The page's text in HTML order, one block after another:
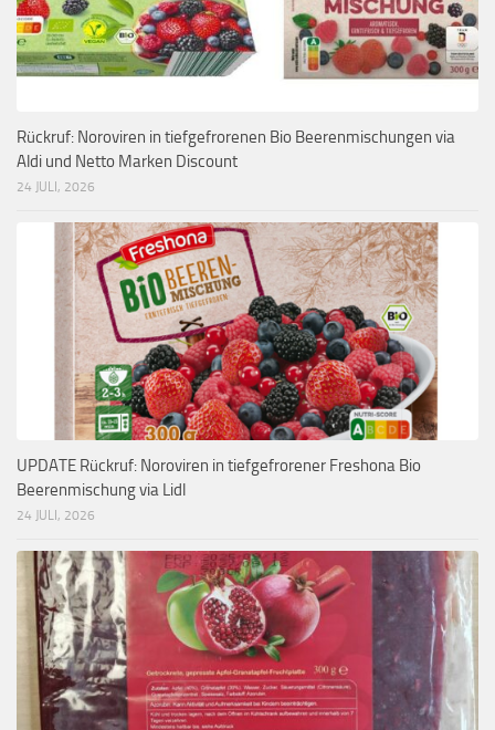
Rückruf: Noroviren in tiefgefrorenen Bio Beerenmischungen via
Aldi und Netto Marken Discount
24 JULI, 2026
UPDATE Rückruf: Noroviren in tiefgefrorener Freshona Bio
Beerenmischung via Lidl
24 JULI, 2026